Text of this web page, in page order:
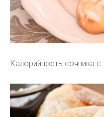
Калорийность сочника